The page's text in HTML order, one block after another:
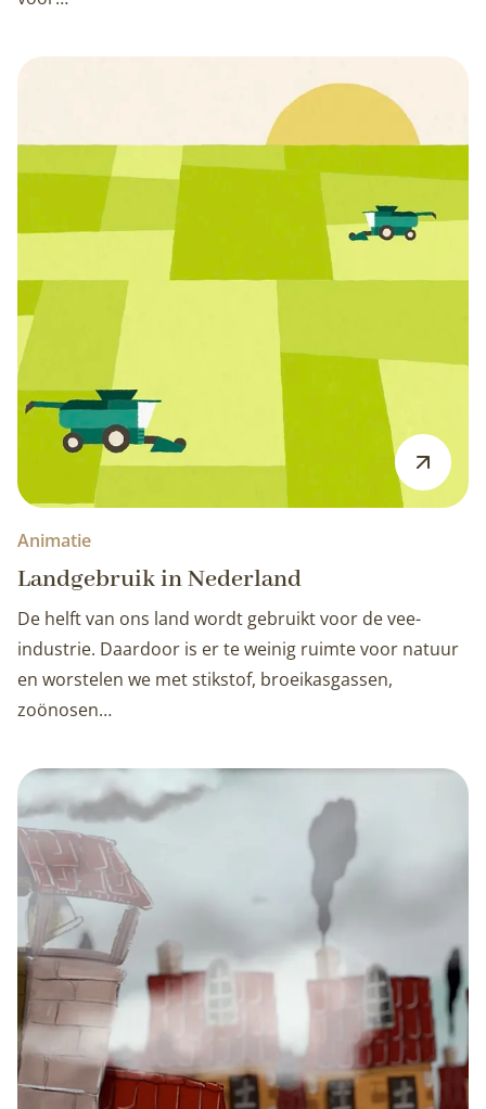
Animatie
Landgebruik in Nederland
De helft van ons land wordt gebruikt voor de vee-
industrie. Daardoor is er te weinig ruimte voor natuur
en worstelen we met stikstof, broeikasgassen,
zoönosen…